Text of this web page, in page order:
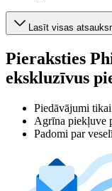
Lasīt visas
Pieraksties
ekskluzīvus
Piedāvājumi
Agrīna piekļuve
Padomi par